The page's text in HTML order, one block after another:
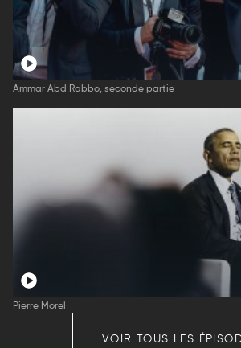
Ammar Abd Rabbo, seconde partie
Pierre Morel
VOIR TOUS LES